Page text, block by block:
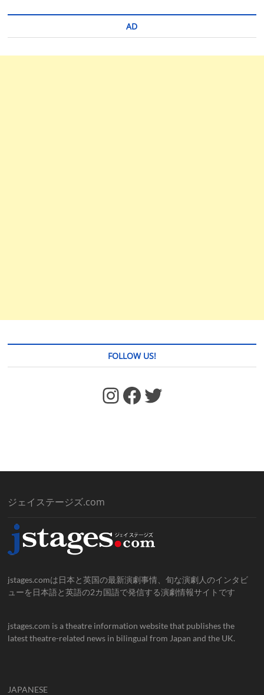
AD
FOLLOW US!
https://www.facebook.com/jstages/ Facebook Twitter
ジェイステージズ.com
jstages.comは日本と英国の最新演劇事情、旬な演劇人のインタビ
ューを日本語と英語の2カ国語で発信する演劇情報サイトです
jstages.com is a theatre information website that publishes the
latest theatre-related news in bilingual from Japan and the UK.
JAPANESE